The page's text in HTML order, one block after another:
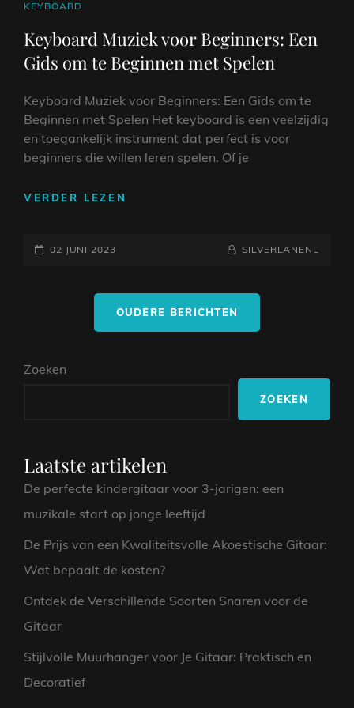
CAT
KEYBOARD
Keyboard Muziek voor Beginners: Een
Gids om te Beginnen met Spelen
Keyboard Muziek voor Beginners: Een Gids om te
Beginnen met Spelen Het keyboard is een veelzijdig
en toegankelijk instrument dat perfect is voor
beginners die willen leren spelen. Of je
VERDER LEZEN
TE
BEGINNEN
GEPLAATST
02 JUNI 2023 NAAMREGEL
BYLINE
SILVERLANENL
Berichtnavigatie
OUDERE BERICHTEN
Zoeken
ZOEKEN
Laatste artikelen
De perfecte kindergitaar voor 3-jarigen: een
muzikale start op jonge leeftijd
De Prijs van een Kwaliteitsvolle Akoestische Gitaar:
Wat bepaalt de kosten?
Ontdek de Verschillende Soorten Snaren voor de
Gitaar
Stijlvolle Muurhanger voor Je Gitaar: Praktisch en
Decoratief